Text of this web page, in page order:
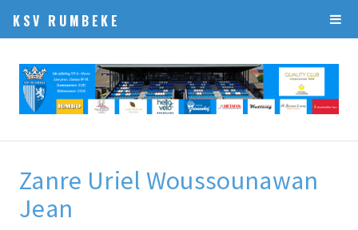
KSV RUMBEKE
Zanre Uriel Woussounawan
Jean